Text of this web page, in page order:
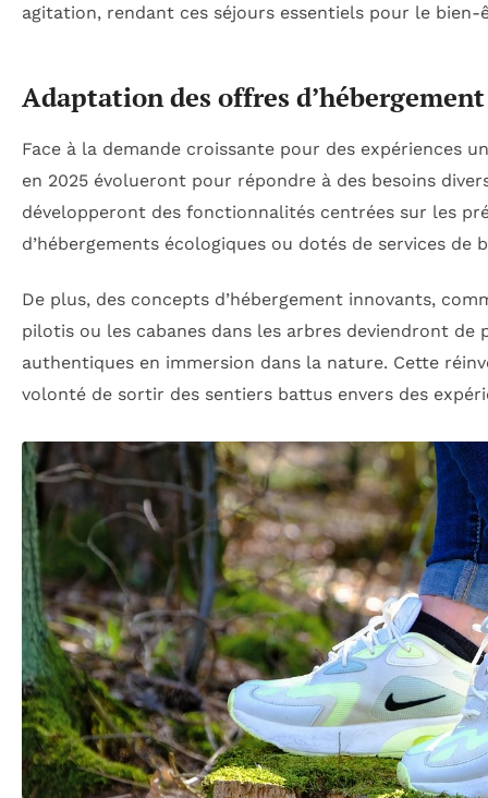
agitation, rendant ces séjours essentiels pour le
Adaptation des offres d’hébergement
Face à la demande croissante pour des expériences
en 2025 évolueront pour répondre à des besoins
développeront des fonctionnalités centrées sur les
d’hébergements écologiques ou dotés de services de
De plus, des concepts d’hébergement innovants,
pilotis ou les cabanes dans les arbres deviendront
authentiques en immersion dans la nature. Cette
volonté de sortir des sentiers battus envers des